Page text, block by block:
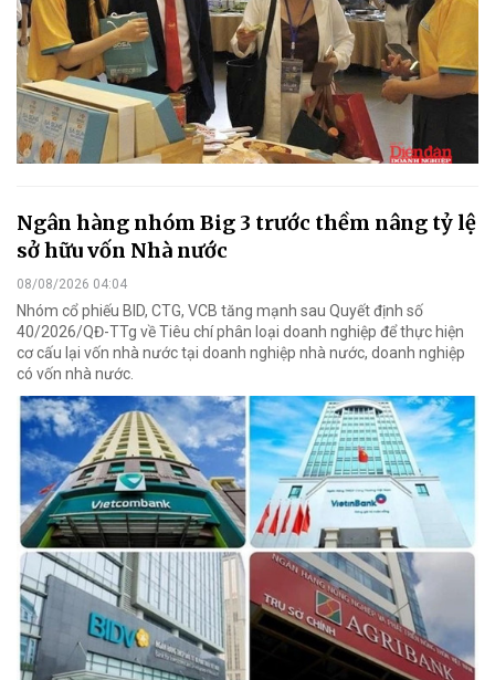
Ngân hàng nhóm Big 3 trước thềm nâng tỷ lệ
sở hữu vốn Nhà nước
08/08/2026 04:04
Nhóm cổ phiếu BID, CTG, VCB tăng mạnh sau Quyết định số
40/2026/QĐ-TTg về Tiêu chí phân loại doanh nghiệp để thực hiện
cơ cấu lại vốn nhà nước tại doanh nghiệp nhà nước, doanh nghiệp
có vốn nhà nước.